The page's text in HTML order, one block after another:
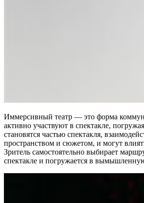
Иммерсивный театр — это форма
активно участвуют в спектакле,
становятся частью спектакля,
пространством и сюжетом, и могут
Зритель самостоятельно выбирает
спектакле и погружается в